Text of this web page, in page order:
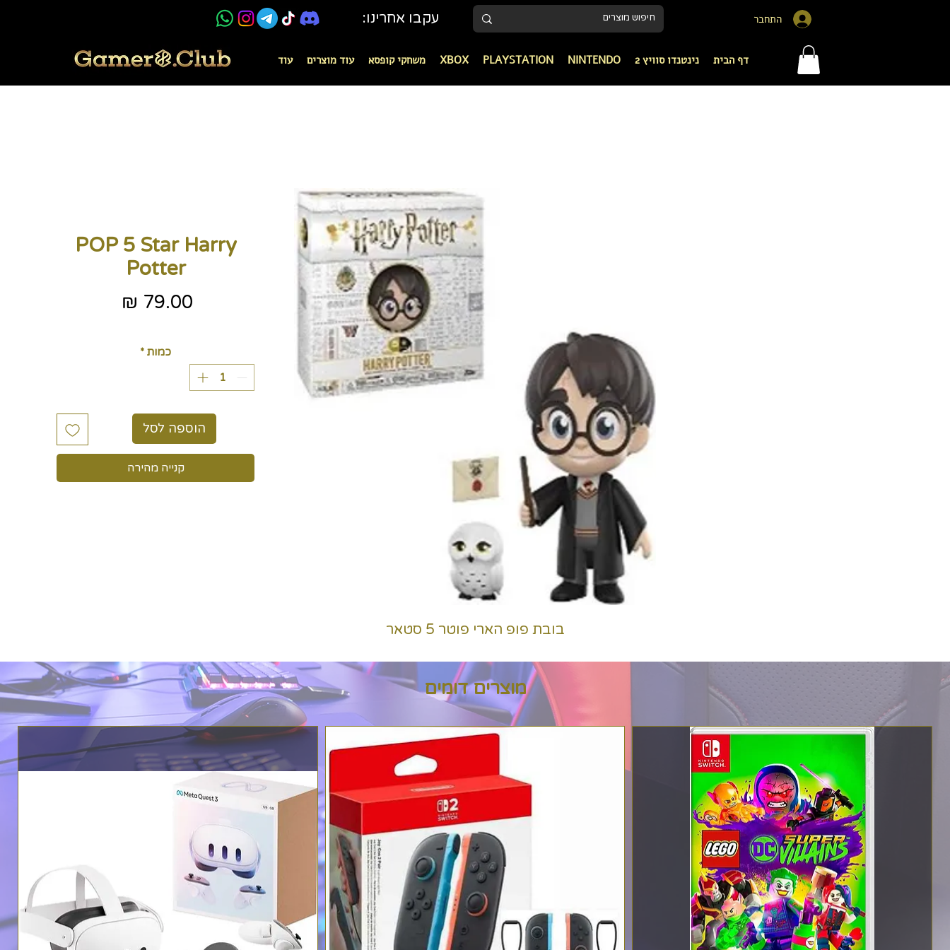
עקבו אחרינו: התחבר
דף הבית נינטנדו סוויץ 2 NINTENDO
PLAYSTATION
XBOX משחקי קופסא עוד מוצרים עוד
POP 5 Star Harry
Potter
כמות *
הוספה לסל
קנייה מהירה
בובת פופ הארי פוטר 5 סטאר
מוצרים דומים